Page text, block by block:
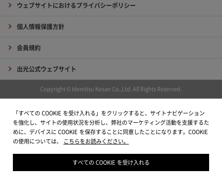
ウェブサイトにおけるプライバシーポリシー
個人情報保護方針
会員規約
出光公式ウェブサイト
Copyright © Idemitsu Kosan Co.,Ltd. All Rights Reserved.
「すべての COOKIE を受け入れる」をクリックすると、サイトナビゲーション
を強化し、サイトの使用状況を分析し、弊社のマーケティング活動を支援するた
めに、デバイスに COOKIE を保存することに同意したことになります。COOKIE
の使用については、
こちらをお読みください。
すべての COOKIE を受け入れる